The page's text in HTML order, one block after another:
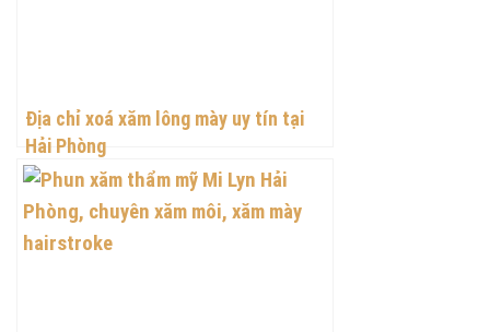
Địa chỉ xoá xăm lông mày uy tín tại
Hải Phòng